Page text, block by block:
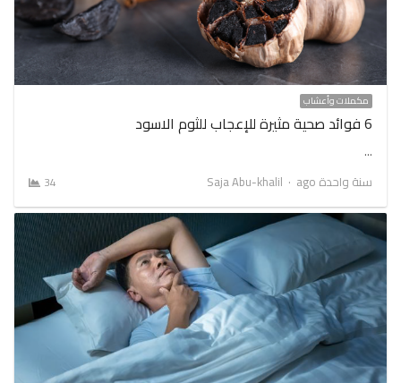
مكملات وأعشاب
6 فوائد صحية مثيرة للإعجاب للثوم الاسود
…
سنة واحدة ago
Author
Saja Abu-khalil
34